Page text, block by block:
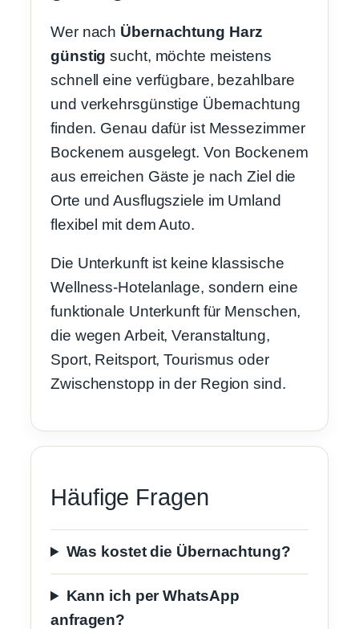
Wer nach Übernachtung Harz
günstig sucht, möchte meistens
schnell eine verfügbare, bezahlbare
und verkehrsgünstige Übernachtung
finden. Genau dafür ist Messezimmer
Bockenem ausgelegt. Von Bockenem
aus erreichen Gäste je nach Ziel die
Orte und Ausflugsziele im Umland
flexibel mit dem Auto.
Die Unterkunft ist keine klassische
Wellness-Hotelanlage, sondern eine
funktionale Unterkunft für Menschen,
die wegen Arbeit, Veranstaltung,
Sport, Reitsport, Tourismus oder
Zwischenstopp in der Region sind.
Häufige Fragen
Was kostet die Übernachtung?
Kann ich per WhatsApp
anfragen?